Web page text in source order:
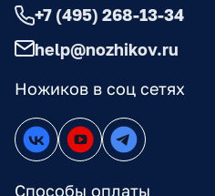
Ножиков в соц сетях
Способы оплаты
+7 (495) 268-13-34
help@nozhikov.ru